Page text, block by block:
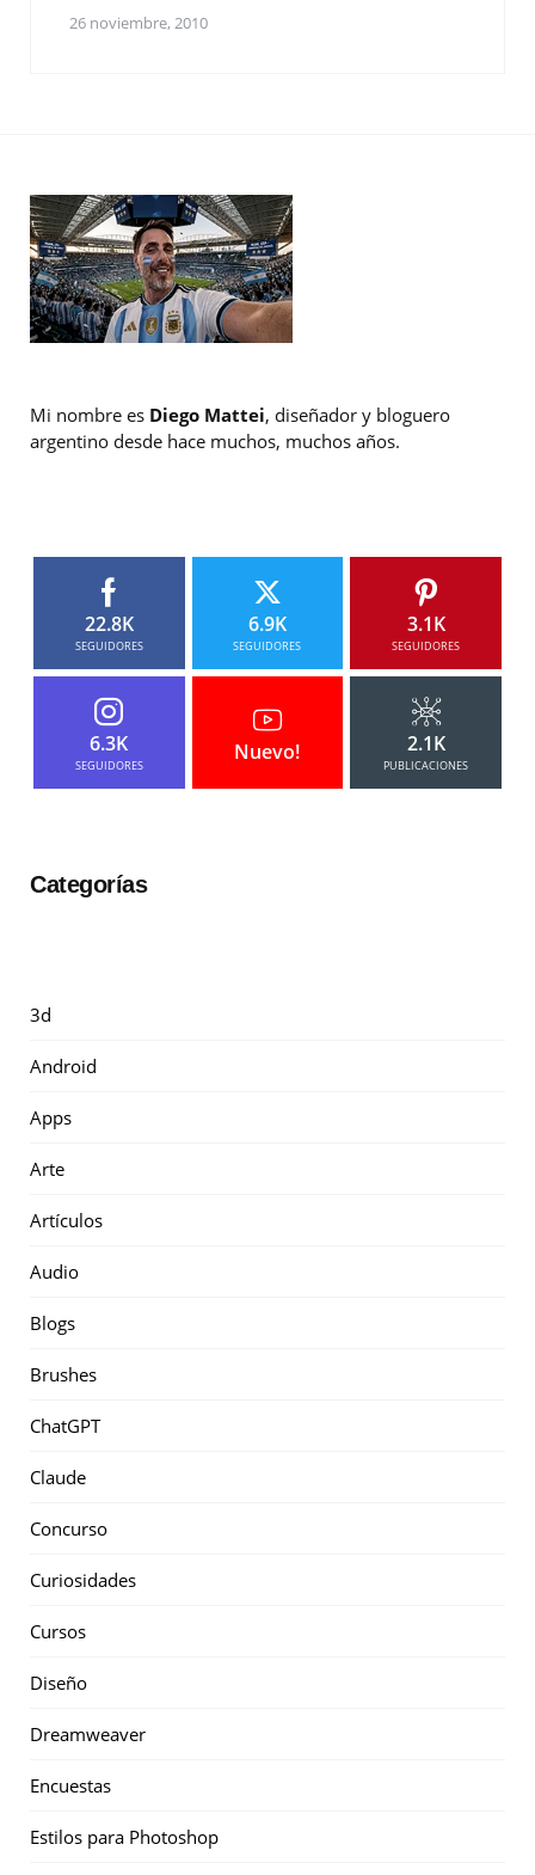
26 noviembre, 2010
Mi nombre es Diego Mattei, diseñador y bloguero
argentino desde hace muchos, muchos años.
22.8K
SEGUIDORES
6.9K
SEGUIDORES
3.1K
SEGUIDORES
6.3K
SEGUIDORES
Nuevo! 2.1K
PUBLICACIONES
Categorías
3d
Android
Apps
Arte
Artículos
Audio
Blogs
Brushes
ChatGPT
Claude
Concurso
Curiosidades
Cursos
Diseño
Dreamweaver
Encuestas
Estilos para Photoshop